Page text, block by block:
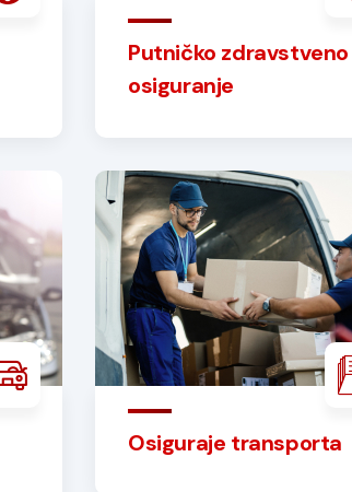
Putničko zdravstveno
osiguranje
Osiguraje transporta